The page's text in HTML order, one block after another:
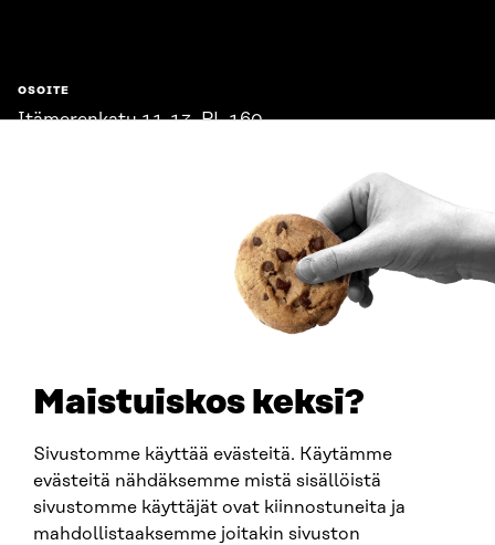
Maistuiskos keksi?
Sivustomme käyttää evästeitä. Käytämme
evästeitä nähdäksemme mistä sisällöistä
sivustomme käyttäjät ovat kiinnostuneita ja
mahdollistaaksemme joitakin sivuston
OSOITE
Itämerenkatu 11-13, PL 160,
SITRA SOSIAALISESSA MEDIASSA
LinkedIn